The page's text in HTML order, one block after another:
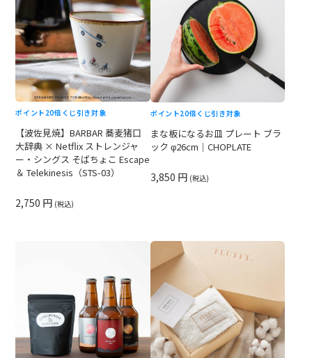
ポイント20倍 くじ引き対象
【波佐見焼】BARBAR 蕎麦猪口
大辞典 × Netflix ストレンジャ
ー・シングス そばちょこ Escape
＆ Telekinesis（STS-03）
2,750 円 (税込)
ポイント20倍 くじ引き対象
まな板になるお皿 プレート ブラ
ック φ26cm｜CHOPLATE
3,850 円 (税込)